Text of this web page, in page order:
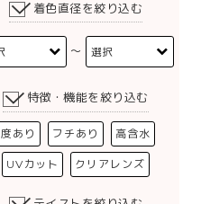
着色直径を絞り込む
〜
特徴・機能を絞り込む
度あり フチあり 高含水
UVカット クリアレンズ